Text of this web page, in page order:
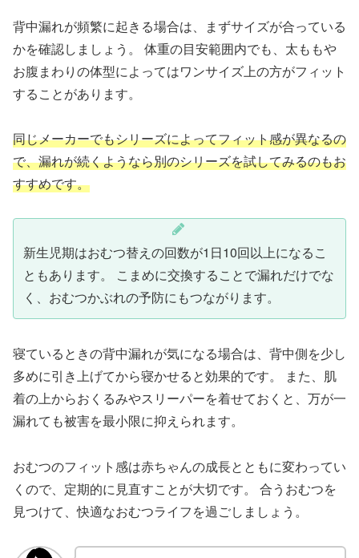
背中漏れが頻繁に起きる場合は、まずサイズが合っている
かを確認しましょう。 体重の目安範囲内でも、太ももや
お腹まわりの体型によってはワンサイズ上の方がフィット
することがあります。
同じメーカーでもシリーズによってフィット感が異なるの
で、漏れが続くようなら別のシリーズを試してみるのもお
すすめです。
新生児期はおむつ替えの回数が1日10回以上になるこ
ともあります。 こまめに交換することで漏れだけでな
く、おむつかぶれの予防にもつながります。
寝ているときの背中漏れが気になる場合は、背中側を少し
多めに引き上げてから寝かせると効果的です。 また、肌
着の上からおくるみやスリーパーを着せておくと、万が一
漏れても被害を最小限に抑えられます。
おむつのフィット感は赤ちゃんの成長とともに変わってい
くので、定期的に見直すことが大切です。 合うおむつを
見つけて、快適なおむつライフを過ごしましょう。